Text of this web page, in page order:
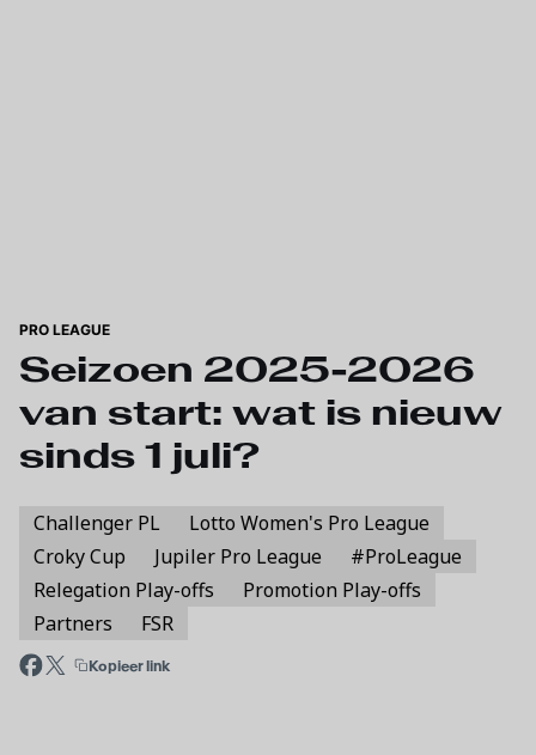
PRO LEAGUE
Seizoen 2025-2026
van start: wat is nieuw
sinds 1 juli?
Challenger PL
Lotto Women's Pro League
Croky Cup
Jupiler Pro League
#ProLeague
Relegation Play-offs
Promotion Play-offs
Partners
FSR
Kopieer link